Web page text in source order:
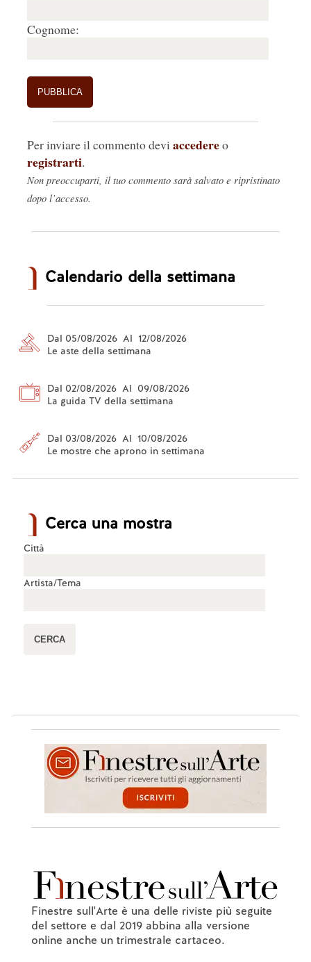
Cognome:
Per inviare il commento devi accedereo
registrarti.
Non preoccuparti, il tuo commento sarà salvato e ripristinato
dopo l’accesso.
Calendario della settimana
Dal 05/08/2026 Al 12/08/2026
Le aste della settimana
Dal 02/08/2026 Al 09/08/2026
La guida TV della settimana
Dal 03/08/2026 Al 10/08/2026
Le mostre che aprono in settimana
Cerca una mostra
Città
Artista/Tema
Finestre sull'Arte è una delle riviste più seguite
del settore e dal 2019 abbina alla versione
online anche un trimestrale cartaceo.